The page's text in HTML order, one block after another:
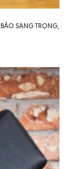
SANG TRỌNG,